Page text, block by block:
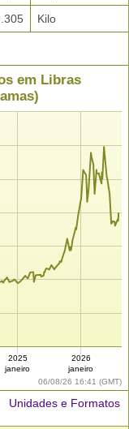
Kilo
06/08/26 16:41 (GMT)
em Libras
2025
janeiro
2026
janeiro
Unidades e Formatos